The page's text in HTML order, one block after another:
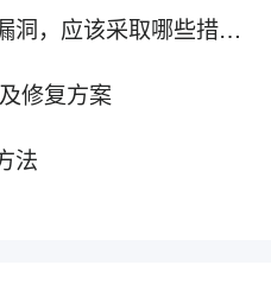
哪些措施来修复和加固安全性？
修复方案
法